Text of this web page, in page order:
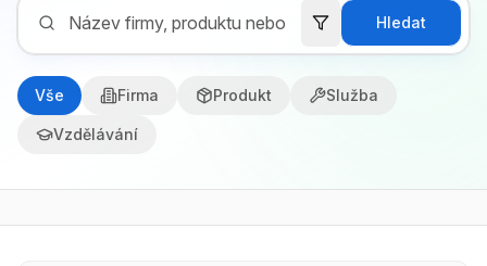
Hledat
Vše Firma Produkt Služba
Vzdělávání